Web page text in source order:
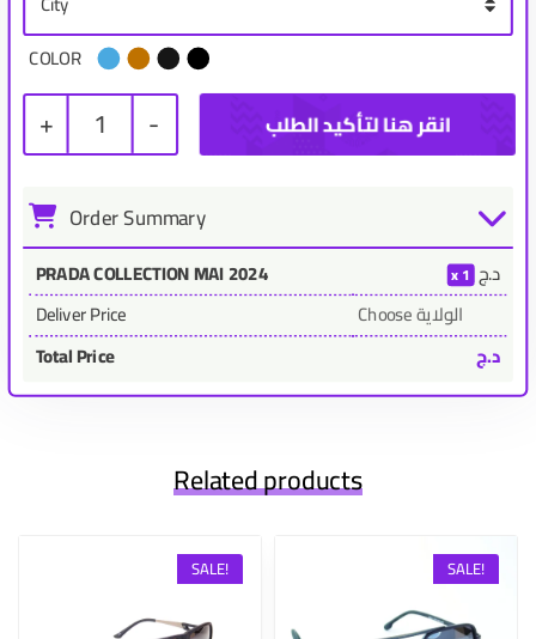
COLOR
+ 1 -
Order Summary
PRADA COLLECTION MAI 2024 1 د.ج
Deliver Price
Choose الولاية
Total Price
د.ج
Related products
SALE! SALE!